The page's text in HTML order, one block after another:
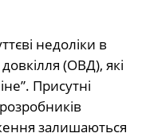
недоліки в
(ОВД), які
Присутні
залишаються